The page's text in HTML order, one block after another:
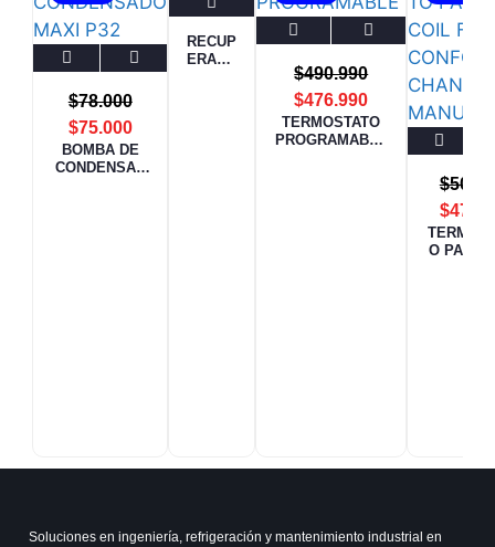
BOMBA DE
CONDENSAD
$78.000
$75.000
RECUP
ERADO
TERMOSTATO
PROGRAMABLE
$490.990
$476.990
O PARA
$
$
Soluciones en ingeniería, refrigeración y mantenimiento industrial en